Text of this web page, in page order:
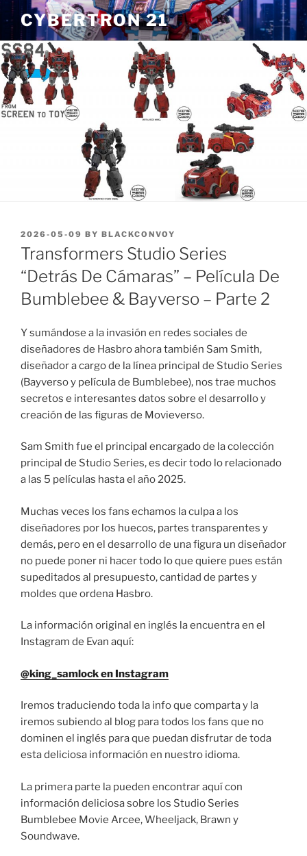
Skip
to
content
CYBERTRON 21
POSTED
ON
2026-05-09 BY BLACKCONVOY
Transformers Studio Series
“Detrás De Cámaras” – Película De
Bumblebee & Bayverso – Parte 2
Y sumándose a la invasión en redes sociales de
diseñadores de Hasbro ahora también Sam Smith,
diseñador a cargo de la línea principal de Studio Series
(Bayverso y película de Bumblebee), nos trae muchos
secretos e interesantes datos sobre el desarrollo y
creación de las figuras de Movieverso.
Sam Smith fue el principal encargado de la colección
principal de Studio Series, es decir todo lo relacionado
a las 5 películas hasta el año 2025.
Muchas veces los fans echamos la culpa a los
diseñadores por los huecos, partes transparentes y
demás, pero en el desarrollo de una figura un diseñador
no puede poner ni hacer todo lo que quiere pues están
supeditados al presupuesto, cantidad de partes y
moldes que ordena Hasbro.
La información original en inglés la encuentra en el
Instagram de Evan aquí:
@king_samlock en Instagram
Iremos traduciendo toda la info que comparta y la
iremos subiendo al blog para todos los fans que no
dominen el inglés para que puedan disfrutar de toda
esta deliciosa información en nuestro idioma.
La primera parte la pueden encontrar aquí con
información deliciosa sobre los Studio Series
Bumblebee Movie Arcee, Wheeljack, Brawn y
Soundwave.